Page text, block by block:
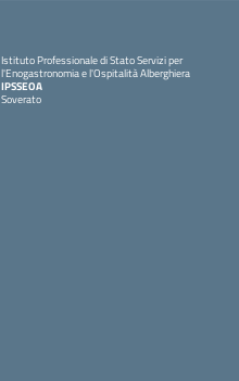
Istituto Professionale di Stato Servizi per
l'Enogastronomia e l'Ospitalità Alberghiera
IPSSEOA
Soverato